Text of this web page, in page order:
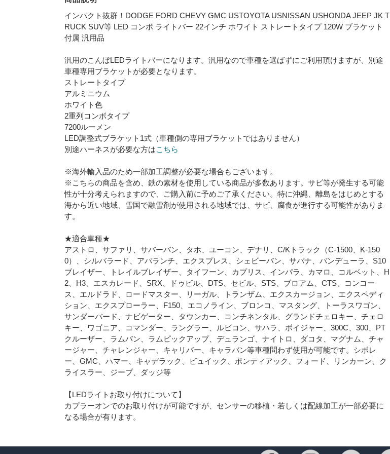
インパクト抜群！DODGE FORD CHEVY GMC USTOYOTA USNISSAN USHONDA JEEP JK T
RUCK SUV等 LED コンボ ライトバー 22インチ ホワイト ストレートタイプ 120W ブラケット
付属 汎用品
汎用のこんぼLEDライトバーになります。汎用なので車種を選ばずにご利用頂けますが、別途
車種専用ブラケットが必要となります。
ストレートタイプ
アルミニウム
ホワイト色
2重列コンボタイプ
7200ルーメン
LED調整式ブラケット1式（車種側の専用ブラケットではありません）
別途ハーネスが必要な方はこちら
※海外輸入品のため一部加工調整が必要な場合もございます。
※こちらの商品を含め、鉄の素材を使用している商品が多数あります。サビ等が発生する可能
性が十分考えられますので、ご購入前に予めご了承ください。特に沖縄、離島をはじめとする
海から近い地域、雪国で融雪剤が使用される地域では、サビ、腐食が進行する可能性がありま
す。
★適合車種★
アストロ、サファリ、サバーバン、タホ、ユーコン、デナリ、C/Kトラック（C-1500、K-150
0）、シルバラード、アバランチ、エクスプレス、シェビーバン、サバナ、バンデューラ、S10
ブレイザー、トレイルブレイザー、タイフーン、カプリス、インパラ、カマロ、コルベット、H
2、H3、エスカレード、SRX、ドゥビル、DTS、セビル、STS、ブロアム、CTS、コンコー
ス、エルドラド、ロードマスター、リーガル、トランザム、エクスカージョン、エクスペディ
ション、エクスプローラー、F150、エコノライン、ブロンコ、マスタング、トーラスワゴン、
サンダーバード、ナビゲーター、タウンカー、コンチネンタル、グランドチェロキー、チェロ
キー、ワゴニア、コマンダー、ラングラー、ルビコン、サハラ、ボイジャー、300C、300、PT
クルーザー、ラムバン、ラムピックアップ、デュランゴ、ナイトロ、ダコタ、マグナム、チャ
ージャー、チャレンジャー、キャリバー、キャラバン等車種問わず使用が可能です。シボレ
ー、GMC、ハマー、キャデラック、ビュイック、ポンティアック、フォード、リンカーン、ク
ライスラー、ジープ、ダッジ等
【LEDライトお取り付けについて】
カプラーオンでのお取り付けが可能ですが、センサーの移植・若しくは配線加工が一部必要に
なる場合が有ります。